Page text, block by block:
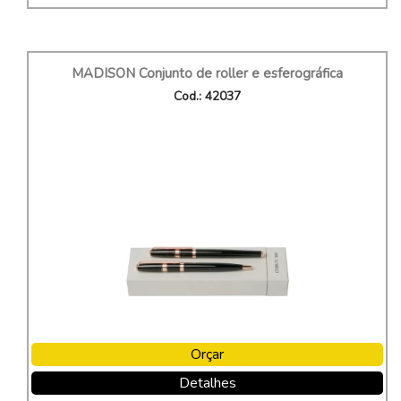
MADISON Conjunto de roller e esferográfica
Cod.: 42037
Orçar
Detalhes